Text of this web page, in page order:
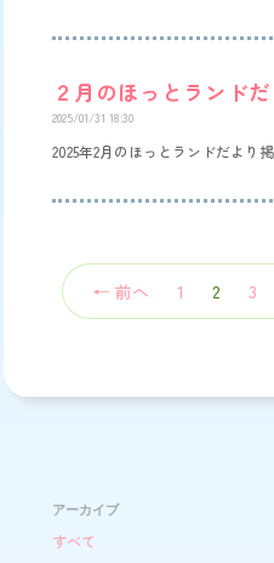
２月のほっとランド
2025/01/31 18:30
2025年2月のほっとランドだより
← 前へ 1 2（こ
の
3
アーカイブ
すべて